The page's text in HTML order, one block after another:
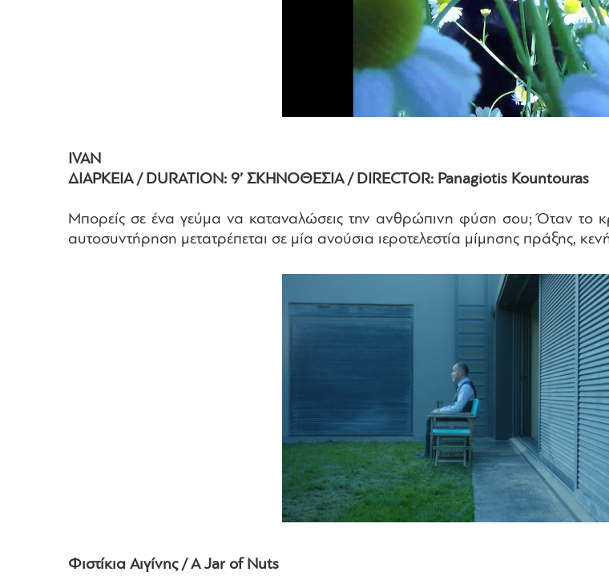
IVAN
ΔΙΑΡΚΕΙΑ / DURATION: 9’ ΣΚΗΝΟΘΕΣΙΑ / DIRECTOR: Panagiotis Kountouras
Μπορείς σε ένα γεύμα να καταναλώσεις την ανθρώπινη φύση σου; Όταν το
αυτοσυντήρηση μετατρέπεται σε μία ανούσια ιεροτελεστία μίμησης πράξης,
Φιστίκια Αιγίνης / A Jar of Nuts